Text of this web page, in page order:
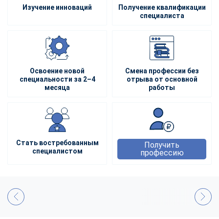
Изучение инноваций
Получение квалификации
специалиста
Освоение новой
специальности за 2–4
месяца
Смена профессии без
отрыва от основной
работы
Стать востребованным
специалистом
Получить
профессию